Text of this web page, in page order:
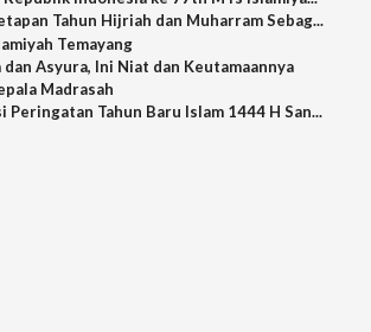
Tahun Hijriah dan Muharram Sebag...
Temayang
dan Asyura, Ini Niat dan Keutamaannya
Madrasah
Peringatan Tahun Baru Islam 1444 H San...